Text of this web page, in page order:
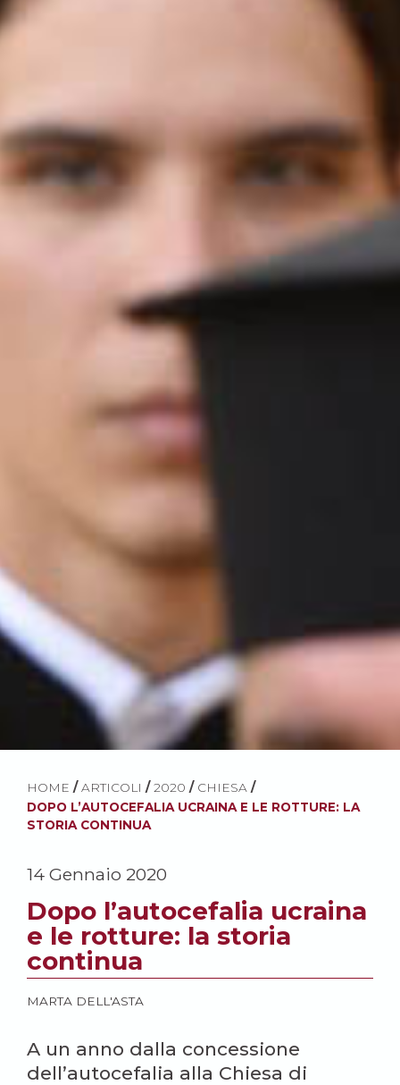
HOME / ARTICOLI / 2020 / CHIESA /
DOPO L’AUTOCEFALIA UCRAINA E LE ROTTURE: LA
STORIA CONTINUA
14 Gennaio 2020
Dopo l’autocefalia ucraina
e le rotture: la storia
continua
MARTA DELL'ASTA
A un anno dalla concessione
dell’autocefalia alla Chiesa di